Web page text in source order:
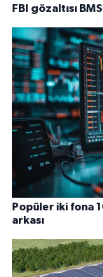
FBI gözaltısı
Popüler iki fona
arkası